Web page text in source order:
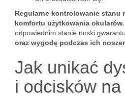
Regularne kontrolowanie stanu
komfortu użytkowania okularów.
odpowiednim stanie noski
oraz wygodę podczas ich
Jak unikać
i odcisków